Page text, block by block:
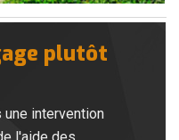
plutôt
une intervention